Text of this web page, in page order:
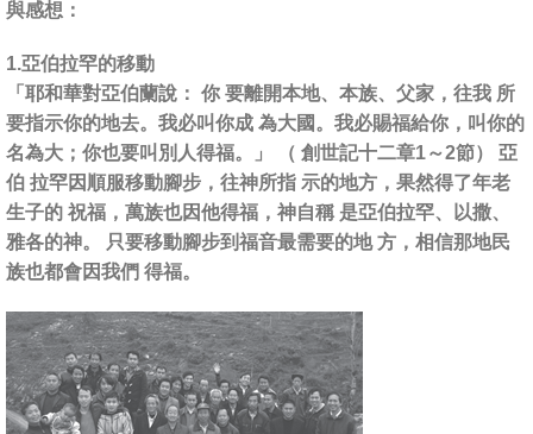
與感想：
1.亞伯拉罕的移動
「耶和華對亞伯蘭說： 你 要離開本地、本族、父家，往我 所
要指示你的地去。我必叫你成 為大國。我必賜福給你，叫你的
名為大；你也要叫別人得福。」 （ 創世記十二章1～2節） 亞
伯 拉罕因順服移動腳步，往神所指 示的地方，果然得了年老
生子的 祝福，萬族也因他得福，神自稱 是亞伯拉罕、以撒、
雅各的神。 只要移動腳步到福音最需要的地 方，相信那地民
族也都會因我們 得福。